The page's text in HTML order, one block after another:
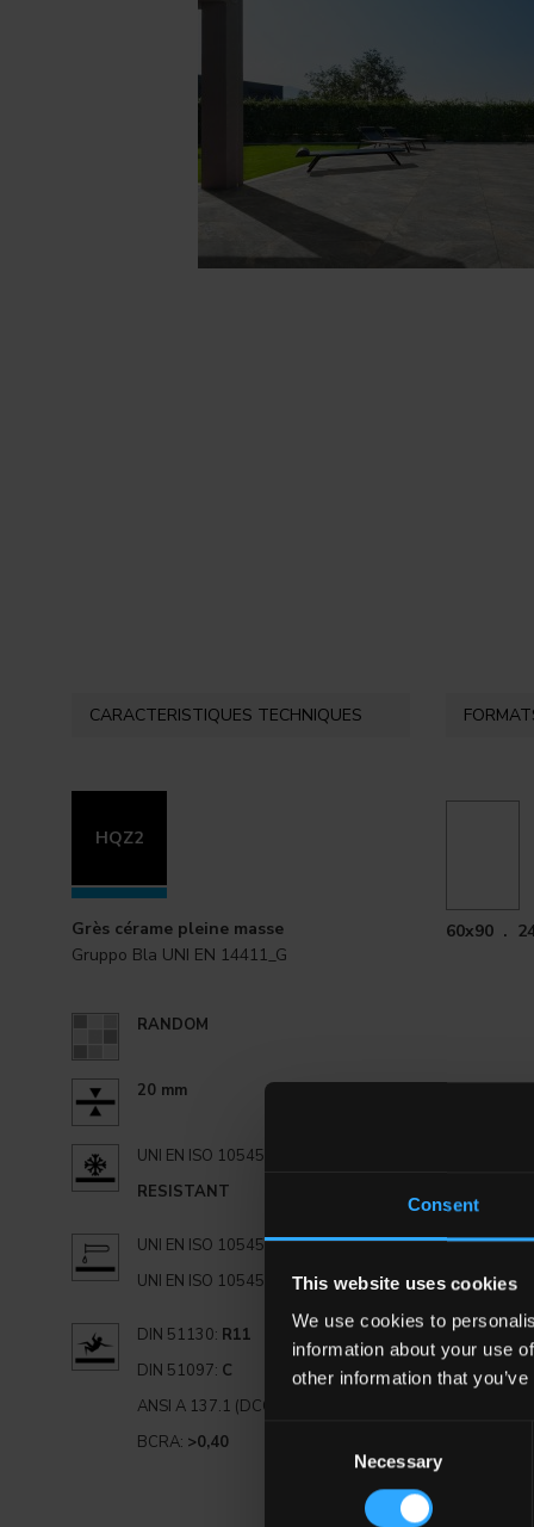
Consent
This website uses cookies
We use cookies to
information about your use
other information that
Necessary
CARACTERISTIQUES TECHNIQUES
HQZ2
Grès cérame pleine masse
Gruppo Bla UNI EN 14411_G
RANDOM
20 mm
UNI EN ISO 10545.12:
RESISTANT
UNI EN ISO 10545.13:GA
UNI EN ISO 10545.14:5
DIN 51130: R11
DIN 51097: C
ANSI A 137.1 (DCOF):
BCRA: >0,40
60x90 .